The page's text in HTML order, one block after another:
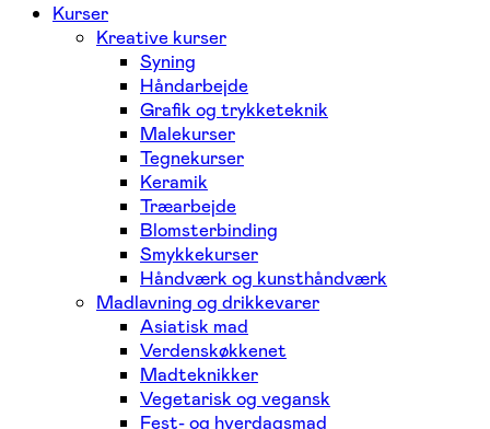
Kurser
Kreative kurser
Syning
Håndarbejde
Grafik og trykketeknik
Malekurser
Tegnekurser
Keramik
Træarbejde
Blomsterbinding
Smykkekurser
Håndværk og kunsthåndværk
Madlavning og drikkevarer
Asiatisk mad
Verdenskøkkenet
Madteknikker
Vegetarisk og vegansk
Fest- og hverdagsmad